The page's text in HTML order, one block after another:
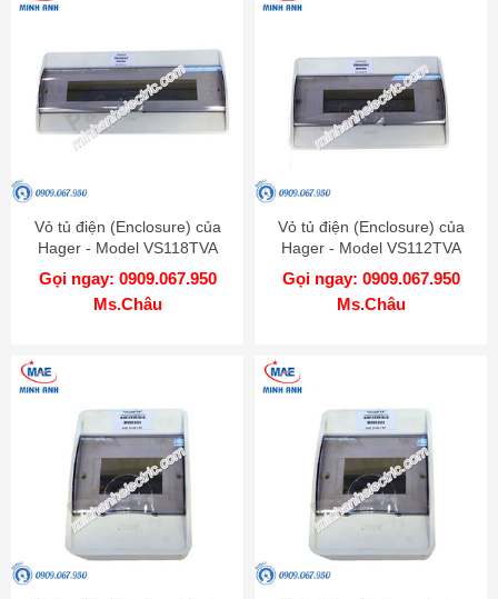
Vỏ tủ điện (Enclosure) của
Hager - Model VS118TVA
Gọi ngay: 0909.067.950
Ms.Châu
Vỏ tủ điện (Enclosure) của
Hager - Model VS112TVA
Gọi ngay: 0909.067.950
Ms.Châu